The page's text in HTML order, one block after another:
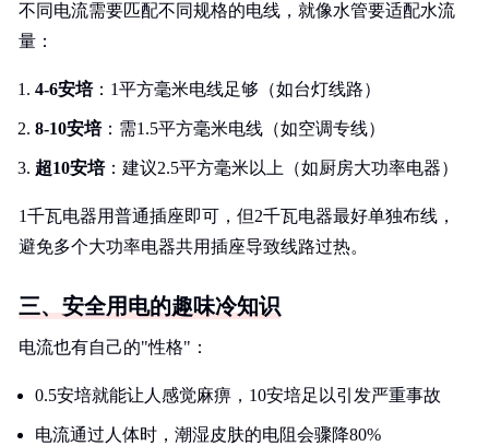
不同电流需要匹配不同规格的电线，就像水管要适配水流
量：
4-6安培：1平方毫米电线足够（如台灯线路）
8-10安培：需1.5平方毫米电线（如空调专线）
超10安培：建议2.5平方毫米以上（如厨房大功率电器）
1千瓦电器用普通插座即可，但2千瓦电器最好单独布线，
避免多个大功率电器共用插座导致线路过热。
三、安全用电的趣味冷知识
电流也有自己的"性格"：
0.5安培就能让人感觉麻痹，10安培足以引发严重事故
电流通过人体时，潮湿皮肤的电阻会骤降80%